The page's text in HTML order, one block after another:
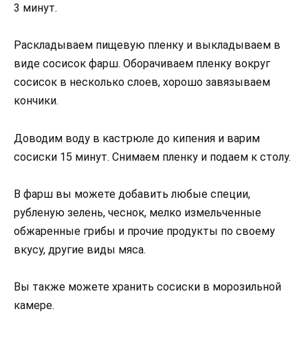
3 минут.
Раскладываем пищевую пленку и выкладываем в
виде сосисок фарш. Оборачиваем пленку вокруг
сосисок в несколько слоев, хорошо завязываем
кончики.
Доводим воду в кастрюле до кипения и варим
сосиски 15 минут. Снимаем пленку и подаем к столу.
В фарш вы можете добавить любые специи,
рубленую зелень, чеснок, мелко измельченные
обжаренные грибы и прочие продукты по своему
вкусу, другие виды мяса.
Вы также можете хранить сосиски в морозильной
камере.